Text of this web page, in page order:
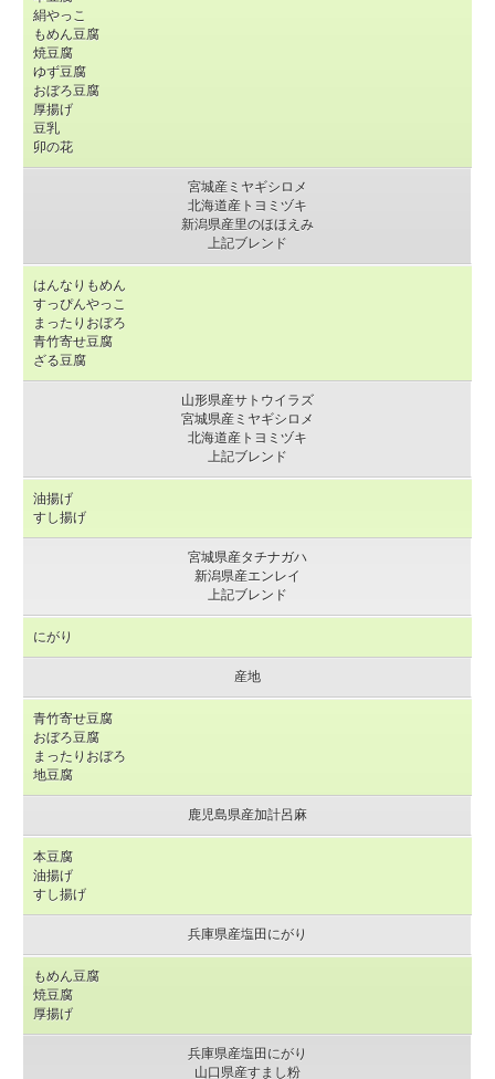
絹やっこ
もめん豆腐
焼豆腐
ゆず豆腐
おぼろ豆腐
厚揚げ
豆乳
卯の花
宮城産ミヤギシロメ
北海道産トヨミヅキ
新潟県産里のほほえみ
上記ブレンド
はんなりもめん
すっぴんやっこ
まったりおぼろ
青竹寄せ豆腐
ざる豆腐
山形県産サトウイラズ
宮城県産ミヤギシロメ
北海道産トヨミヅキ
上記ブレンド
油揚げ
すし揚げ
宮城県産タチナガハ
新潟県産エンレイ
上記ブレンド
にがり
産地
青竹寄せ豆腐
おぼろ豆腐
まったりおぼろ
地豆腐
鹿児島県産加計呂麻
本豆腐
油揚げ
すし揚げ
兵庫県産塩田にがり
もめん豆腐
焼豆腐
厚揚げ
兵庫県産塩田にがり
山口県産すまし粉